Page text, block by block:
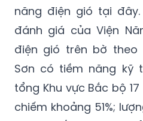
năng điện gió tại
đánh giá của Viện
điện gió trên bờ theo
Sơn có tiềm năng kỹ
tổng Khu vực Bắc bộ
chiếm khoảng 51%;